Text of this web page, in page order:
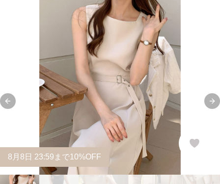
Previous slide
8 月 8 日 23:59まで10%OFF